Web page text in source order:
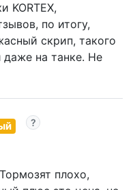
KORTEX,
по итогу,
скрип, такого
на танке. Не
плохо,